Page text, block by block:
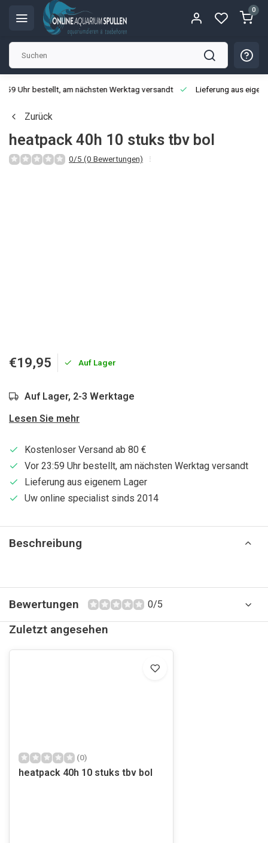
0
Uhr bestellt, am nächsten Werktag versandt Lieferung aus
Zurück
heatpack 40h 10 stuks tbv bol
0/5 (0 Bewertungen)
€19,95 Auf Lager
Auf Lager, 2-3 Werktage
Lesen Sie mehr
Kostenloser Versand ab 80 €
Vor 23:59 Uhr bestellt, am nächsten Werktag versandt
Lieferung aus eigenem Lager
Uw online specialist sinds 2014
Beschreibung
Bewertungen 0/5
Zuletzt angesehen
(0)
heatpack 40h 10 stuks tbv bol